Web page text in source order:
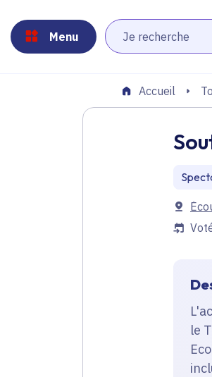
Menu
Accueil
le